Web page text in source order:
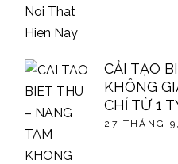
CẢI TẠO
KHÔNG
CHỈ TỪ 1
27 THÁNG